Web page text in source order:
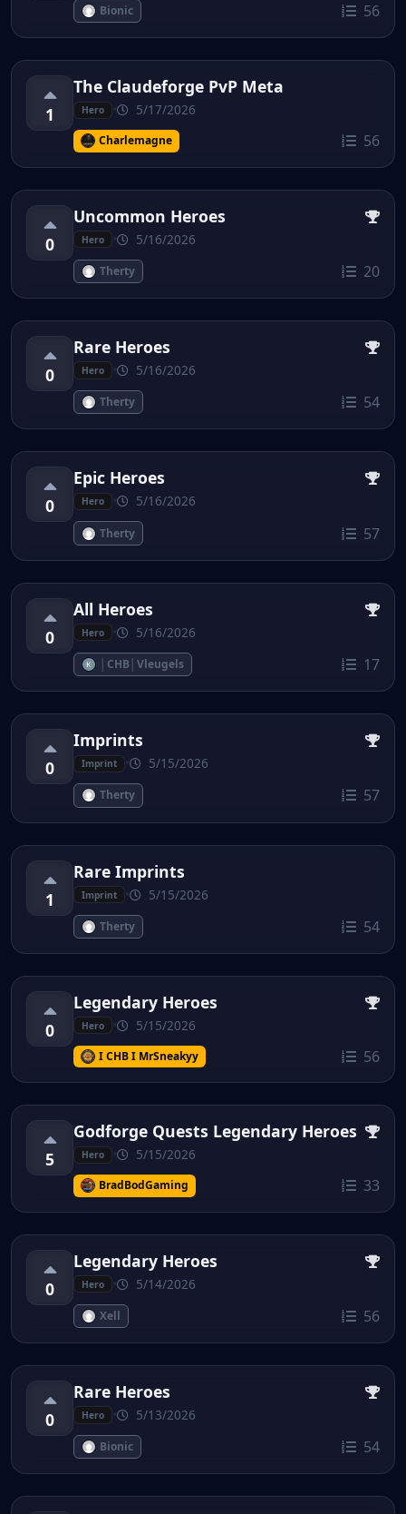
Bionic 56
1
The Claudeforge PvP Meta
Hero 5/17/2026
Charlemagne 56
0
Uncommon Heroes
Hero 5/16/2026
Therty 20
0
Rare Heroes
Hero 5/16/2026
Therty 54
0
Epic Heroes
Hero 5/16/2026
Therty 57
0
All Heroes
Hero 5/16/2026
│CHB│Vleugels 17
0
Imprints
Imprint 5/15/2026
Therty 57
1
Rare Imprints
Imprint 5/15/2026
Therty 54
0
Legendary Heroes
Hero 5/15/2026
I CHB I MrSneakyy 56
5
Godforge Quests Legendary Heroes
Hero 5/15/2026
BradBodGaming 33
0
Legendary Heroes
Hero 5/14/2026
Xell 56
0
Rare Heroes
Hero 5/13/2026
Bionic 54